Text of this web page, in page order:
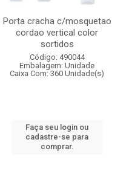
Porta cracha c/mosquetao
cordao vertical color
sortidos
Código: 490044
Embalagem: Unidade
Caixa Com: 360 Unidade(s)
Faça seu login ou
cadastre-se para
comprar.